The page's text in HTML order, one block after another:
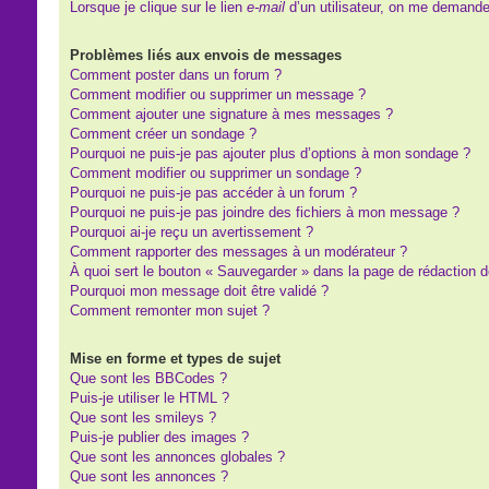
Lorsque je clique sur le lien e-maild’un utilisateur, on me
Problèmes liés aux envois de messages
Comment poster dans un forum ?
Comment modifier ou supprimer un message ?
Comment ajouter une signature à mes messages ?
Comment créer un sondage ?
Pourquoi ne puis-je pas ajouter plus d’options à mon sondage ?
Comment modifier ou supprimer un sondage ?
Pourquoi ne puis-je pas accéder à un forum ?
Pourquoi ne puis-je pas joindre des fichiers à mon message ?
Pourquoi ai-je reçu un avertissement ?
Comment rapporter des messages à un modérateur ?
À quoi sert le bouton « Sauvegarder » dans la page de rédaction
Pourquoi mon message doit être validé ?
Comment remonter mon sujet ?
Mise en forme et types de sujet
Que sont les BBCodes ?
Puis-je utiliser le HTML ?
Que sont les smileys ?
Puis-je publier des images ?
Que sont les annonces globales ?
Que sont les annonces ?